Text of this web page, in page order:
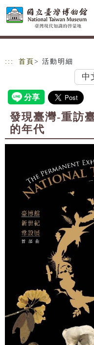
跳到主要內容
網站導覽
::: 首頁 > 活動明細
中文
發現臺灣-重訪
的年代